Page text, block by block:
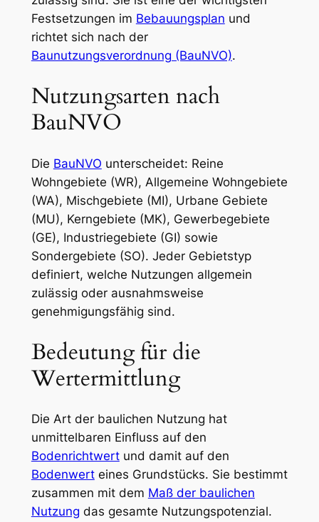
Festsetzungen im Bebauungsplan und
richtet sich nach der
Baunutzungsverordnung (BauNVO).
Nutzungsarten nach
BauNVO
Die BauNVO unterscheidet: Reine
Wohngebiete (WR), Allgemeine Wohngebiete
(WA), Mischgebiete (MI), Urbane Gebiete
(MU), Kerngebiete (MK), Gewerbegebiete
(GE), Industriegebiete (GI) sowie
Sondergebiete (SO). Jeder Gebietstyp
definiert, welche Nutzungen allgemein
zulässig oder ausnahmsweise
genehmigungsfähig sind.
Bedeutung für die
Wertermittlung
Die Art der baulichen Nutzung hat
unmittelbaren Einfluss auf den
Bodenrichtwertund damit auf den
Bodenwerteines Grundstücks. Sie bestimmt
zusammen mit dem Maß der baulichen
Nutzung das gesamte Nutzungspotenzial.